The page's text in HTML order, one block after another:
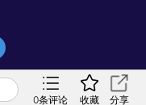
0条评论 收藏 分享